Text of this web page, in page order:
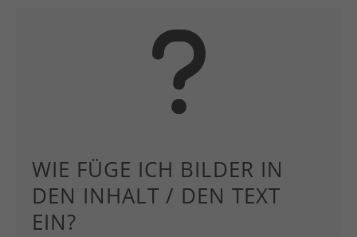
WIE FÜGE ICH BILDER IN
DEN INHALT / DEN TEXT
EIN?